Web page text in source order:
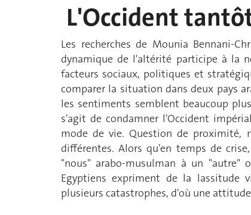
L'Occident
Les recherches de Mounia Bennani-
dynamique de l'altérité participe à la
facteurs sociaux, politiques et
comparer la situation dans deux pays
les sentiments semblent beaucoup
s'agit de condamner l'Occident
mode de vie. Question de proximité,
différentes. Alors qu'en temps de
"nous" arabo-musulman à un "autre"
Egyptiens expriment de la lassitude
plusieurs catastrophes, d'où une